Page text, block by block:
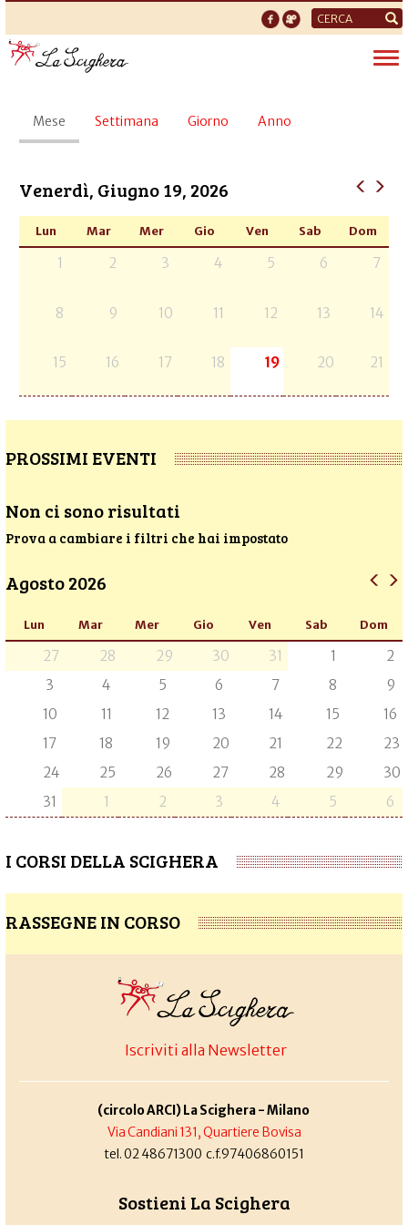
Form
di
ricerca
Schede
primarie
Mese (scheda
attiva)
Settimana Giorno Anno
Venerdì, Giugno 19, 2026
Lun Mar Mer Gio Ven Sab Dom
1 2 3 4 5 6 7
8 9 10 11 12 13 14
15 16 17 18 19 20 21
PROSSIMI EVENTI
Non ci sono risultati
Prova a cambiare i filtri che hai impostato
Agosto 2026
Lun Mar Mer Gio Ven Sab Dom
27 28 29 30 31 1
2
3
4 5 6 7 8
9
10
11 12 13 14 15
16
17
18 19 20 21 22
23
24
25 26 27 28 29
30
31
1 2 3 4 5 6
I CORSI DELLA SCIGHERA
RASSEGNE IN CORSO
Iscriviti alla Newsletter
(circolo ARCI) La Scighera - Milano
Via Candiani 131, Quartiere Bovisa
tel. 02 48671300 c.f.97406860151
Sostieni La Scighera